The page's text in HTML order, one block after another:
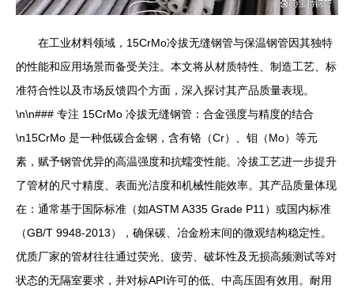
在工业材料领域，15CrMo冷拔无缝钢管与保温钢管因其独特
的性能和应用场景而备受关注。本文将从材质特性、制造工艺、标
准符合性以及市场反馈四个方面，深入探讨其产品质量表现。
\n\n### 专注 15CrMo 冷拔无缝钢管：合金强度与精度的结合
\n15CrMo 是一种低碳合金钢，含有铬（Cr）、钼（Mo）等元
素，赋予钢管优异的高温强度和抗蠕变性能。冷拔工艺进一步提升
了管材的尺寸精度、表面光洁度和机械性能效率。其产品质量体现
在：通常基于国际标准（如ASTM A335 Grade P11）或国内标准
（GB/T 9948-2013），确保碳、冶金粉末间的微观结构稳定性。
优质厂家的管材往往通过荧光、疲劳、破坏性及无损高频测试等对
状态的无隔室要求，并对标API许可的低、中高压固有效用。耐用